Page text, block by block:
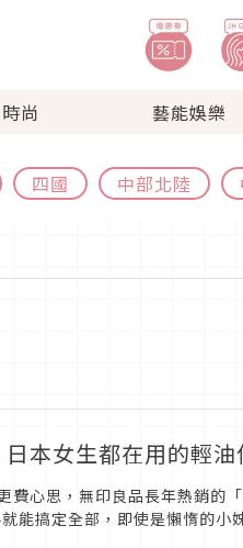
時尚 藝能娛樂
四國 中部北陸
本女生都在用的輕
心思，無印良品長年熱銷的
能搞定全部，即使是懶惰的小